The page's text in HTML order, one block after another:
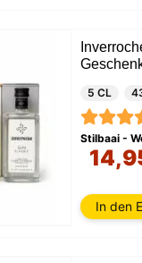
5 CL
Stilbaai -
In den